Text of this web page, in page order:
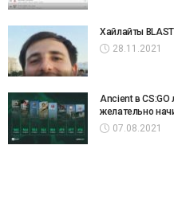
Хайлайты
28.11.2021
Ancient в
желательно
07.08.2021